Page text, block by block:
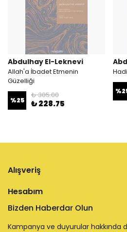
Abdulhay El-Leknevi
Allah'a İbadet Etmenin
Güzelliği
%25
₺ 305.00
₺ 228.75
%
Alışveriş
Hesabım
Bizden Haberdar Olun
Kampanya ve duyurular hakkında